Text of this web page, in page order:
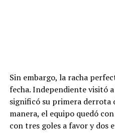
Sin embargo, la racha
fecha. Independiente visitó
significó su primera derrota
manera, el equipo quedó
con tres goles a favor y dos